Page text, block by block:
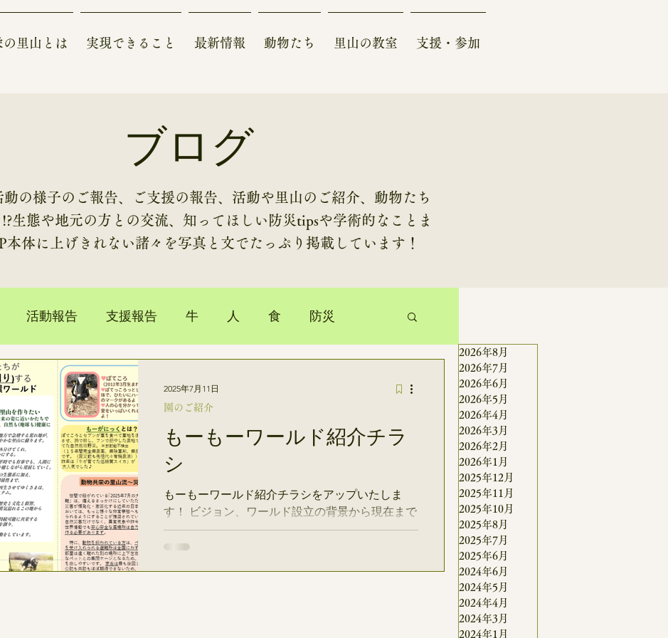
の里山とは 実現できること 最新情報 動物たち 里山の教室 支援・参加
ブログ
動の様子のご報告、ご支援の報告、活動や里山のご紹介、動物たち
生態や地元の方との交流、知ってほしい防災tipsや学術的なことま
本体に上げきれない諸々を写真と文でたっぷり掲載しています！
活動報告 支援報告 牛 人 食 防災
ル 実績～ビフォーアフター～
モバイルハウス 更新情報 体験記
ディーツアー 学術/研究開発 ボランティア 支援募集
もーもーワールド紹介チラ
シ
もーもーワールド紹介チラシをアップいたしま
す！ ビジョン、ワールド設立の背景から現在まで
のストーリー、動物たち紹介、もーがにっくや里
山教室の紹介、災害への備え、モバイルハウス紹
園のご紹介
2025年7月11日
2026年8月
2026年7月
2026年6月
2026年5月
2026年4月
2026年3月
2026年2月
2026年1月
2025年12月
2025年11月
2025年10月
2025年8月
2025年7月
2025年6月
2024年6月
2024年5月
2024年4月
2024年3月
2024年1月